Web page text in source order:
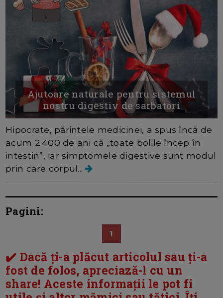
Ajutoare naturale pentru sistemul
nostru digestiv de sarbatori
Hipocrate, părintele medicinei, a spus încă de
acum 2.400 de ani că „toate bolile încep în
intestin”, iar simptomele digestive sunt modul
prin care corpul...
Pagini:
1
✔️ Dacă ți-a plăcut articolul sau ți-a
fost de folos, apreciază-l cu un
share! Aceste informații le pot fi